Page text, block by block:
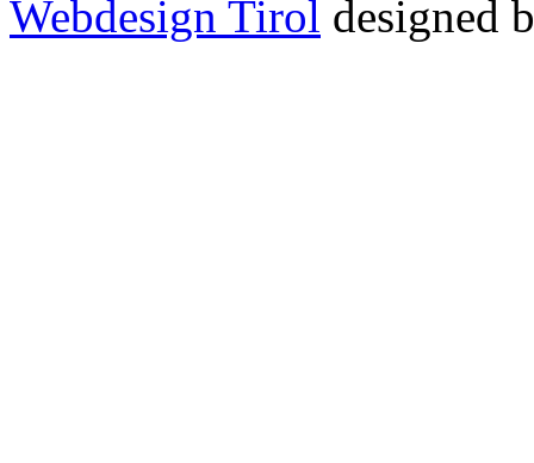
Webdesign Tirol designed